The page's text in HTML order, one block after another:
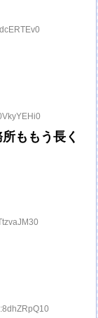
ももう長く